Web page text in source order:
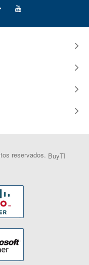
reservados. BuyTI